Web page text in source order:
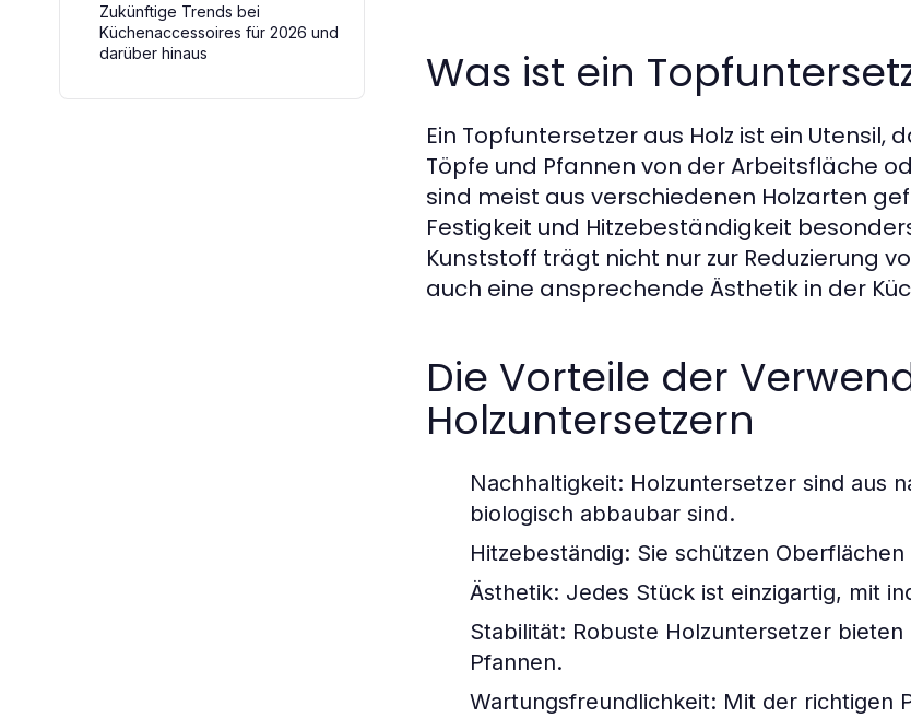
Zukünftige Trends bei
Küchenaccessoires für 2026 und
darüber hinaus
Was ist ein
Ein Topfuntersetzer aus Holz ist ein
Töpfe und Pfannen von der Arbeitsfläche
sind meist aus verschiedenen Holzarten
Festigkeit und Hitzebeständigkeit
Kunststoff trägt nicht nur zur Reduzierung
auch eine ansprechende Ästhetik in der
Die Vorteile der
Holzuntersetzern
Nachhaltigkeit: Holzuntersetzer sind aus
biologisch abbaubar sind.
Hitzebeständig: Sie schützen
Ästhetik: Jedes Stück ist einzigartig, mit
Stabilität: Robuste Holzuntersetzer
Pfannen.
Wartungsfreundlichkeit: Mit der richtigen